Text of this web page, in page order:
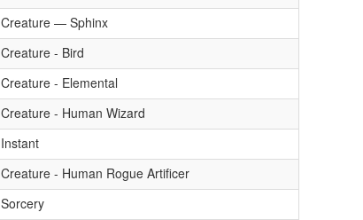
Creature — Sphinx
Creature - Bird
Creature - Elemental
Creature - Human Wizard
Instant
Creature - Human Rogue Artificer
Sorcery